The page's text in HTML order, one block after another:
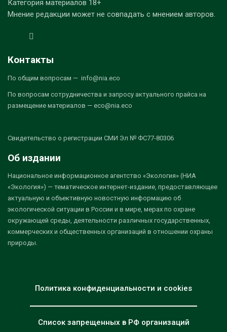
Категория материалов 18+
Мнение редакции может не совпадать с мнением авторов.
Контакты
По общим вопросам — info@nia.eco
По вопросам сотрудничества и запросу актуального прайса на
размещение материалов — eco@nia.eco
Свидетельство о регистрации СМИ Эл № ФС77-80306
Об издании
Национальное информационное агентство «Экология» (НИА
«Экология») — тематическое интернет-издание, предоставляющее
актуальную и объективную новостную информацию об
экологической ситуации в России и в мире, мерах по охране
окружающей среды, деятельности различных государственных,
коммерческих и общественных организаций в отношении охраны
природы.
Политика конфиденциальности и cookies
Список запрещенных в РФ организаций